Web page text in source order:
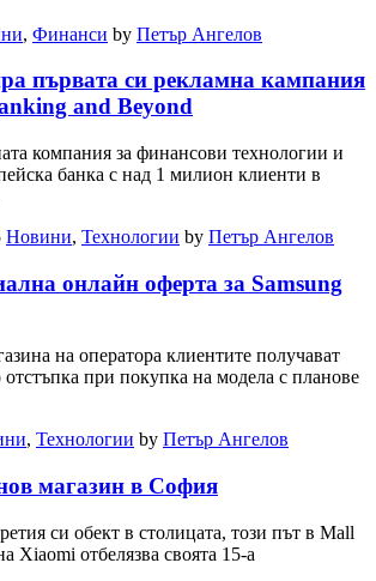
, Финанси by Петър Ангелов
първата си рекламна кампания
and Beyond
компания за финансови технологии и
банка с над 1 милион клиенти в
Новини, Технологии by Петър Ангелов
онлайн оферта за Samsung
на оператора клиентите получават
отстъпка при покупка на модела с планове
, Технологии by Петър Ангелов
магазин в София
си обект в столицата, този път в Mall
Xiaomi отбелязва своята 15-а